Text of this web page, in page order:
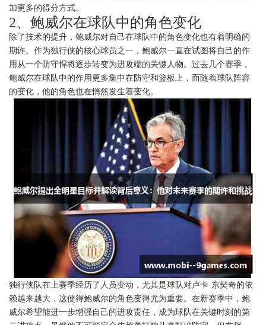
加更多的得分方式。
2、鲍威尔在球队中的角色变化
除了技术的提升，鲍威尔对自己在球队中的角色变化也有着明确的
期许。作为独行侠的核心球员之一，鲍威尔一直在试图将自己的作
用从一个防守悍将逐步转变为进攻端的关键人物。过去几个赛季，
鲍威尔在球队中的作用更多集中在防守和篮板上，而随着球队阵容
的变化，他的角色也在悄然发生着变化。
独行侠队在上赛季经历了人员变动，尤其是球队对卢卡·东契奇的依
赖越来越大，这使得鲍威尔的角色变得尤为重要。在新赛季中，鲍
威尔希望能进一步增强自己的进攻责任，成为球队在关键时刻的第